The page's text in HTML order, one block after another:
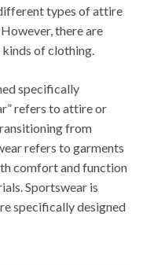
types of attire
there are
of clothing.
specifically
refers to attire or
from
refers to garments
comfort and function
Sportswear is
specifically designed